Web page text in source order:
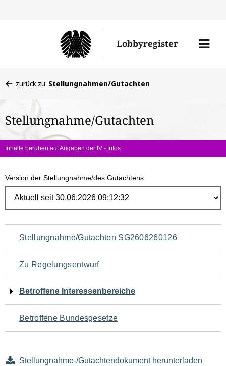
Lobbyregister
Menü
befinden
hier:
zurück zu: Stellungnahmen/Gutachten
Stellungnahme/Gutachten
Inhalte beruhen auf Angaben der IV - Infos
Version der Stellungnahme/des Gutachtens
Navigation
für
den
Seiteninhalt
Stellungnahme/Gutachten SG2606260126
Zu Regelungsentwurf
Betroffene Interessenbereiche
Betroffene Bundesgesetze
Stellungnahme-/Gutachtendokument herunterladen